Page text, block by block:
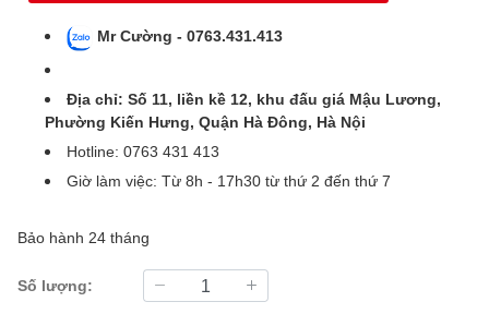
Mr Cường - 0763.431.413
Địa chỉ: Số 11, liền kề 12, khu đấu giá Mậu Lương,
Phường Kiến Hưng, Quận Hà Đông, Hà Nội
Hotline: 0763 431 413
Giờ làm việc: Từ 8h - 17h30 từ thứ 2 đến thứ 7
Bảo hành 24 tháng
Số lượng: